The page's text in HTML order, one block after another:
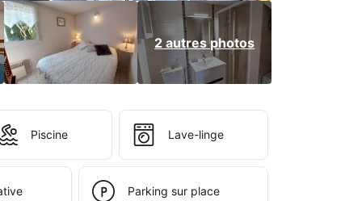
2 autres photos
Piscine Lave-linge
Parking sur place